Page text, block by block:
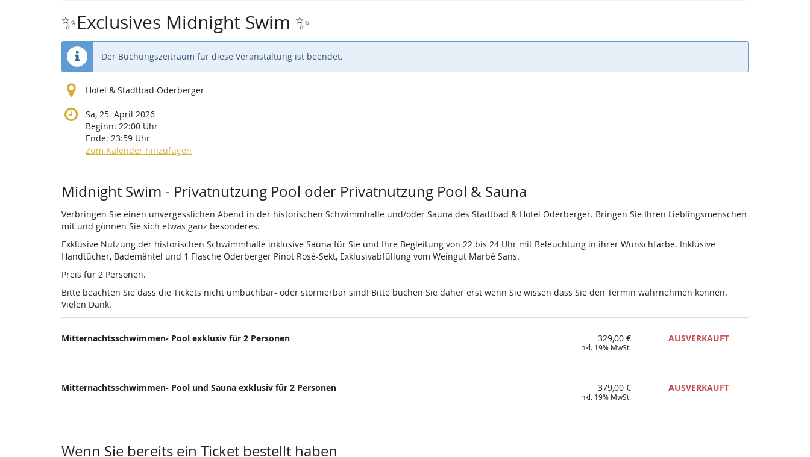
✨Exclusives Midnight Swim ✨
Der Buchungszeitraum für diese Veranstaltung ist beendet.
Hotel & Stadtbad Oderberger
Sa, 25. April 2026
Beginn: 22:00 Uhr
Ende: 23:59 Uhr
Zum Kalender hinzufügen
Produkte
Midnight Swim - Privatnutzung Pool oder Privatnutzung Pool & Sauna
Verbringen Sie einen unvergesslichen Abend in der historischen Schwimmhalle und/oder Sauna des Stadtbad & Hotel Oderberger. Bringen Sie Ihren Lieblingsmenschen
mit und gönnen Sie sich etwas ganz besonderes.
Exklusive Nutzung der historischen Schwimmhalle inklusive Sauna für Sie und Ihre Begleitung von 22 bis 24 Uhr mit Beleuchtung in ihrer Wunschfarbe. Inklusive
Handtücher, Bademäntel und 1 Flasche Oderberger Pinot Rosé-Sekt, Exklusivabfüllung vom Weingut Marbé Sans.
Preis für 2 Personen.
Bitte beachten Sie dass die Tickets nicht umbuchbar- oder stornierbar sind! Bitte buchen Sie daher erst wenn Sie wissen dass Sie den Termin wahrnehmen können.
Vielen Dank.
Mitternachtsschwimmen- Pool exklusiv für 2 Personen 329,00 €
inkl. 19% MwSt.
AUSVERKAUFT
Mitternachtsschwimmen- Pool und Sauna exklusiv für 2 Personen 379,00 €
inkl. 19% MwSt.
AUSVERKAUFT
Wenn Sie bereits ein Ticket bestellt haben